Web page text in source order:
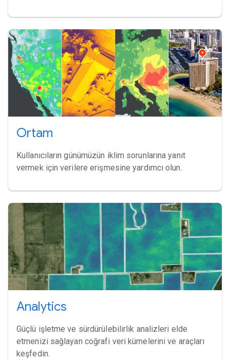
Ortam
Kullanıcıların günümüzün iklim sorunlarına yanıt
vermek için verilere erişmesine yardımcı olun.
Analytics
Güçlü işletme ve sürdürülebilirlik analizleri elde
etmenizi sağlayan coğrafi veri kümelerini ve araçları
keşfedin.